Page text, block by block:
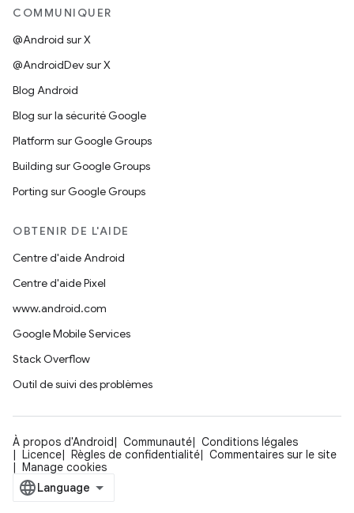
COMMUNIQUER
@Android sur X
@AndroidDev sur X
Blog Android
Blog sur la sécurité Google
Platform sur Google Groups
Building sur Google Groups
Porting sur Google Groups
OBTENIR DE L'AIDE
Centre d'aide Android
Centre d'aide Pixel
www.android.com
Google Mobile Services
Stack Overflow
Outil de suivi des problèmes
À propos d'Android Communauté
Conditions légales
Licence
Règles de confidentialité
Commentaires sur le site
Manage cookies